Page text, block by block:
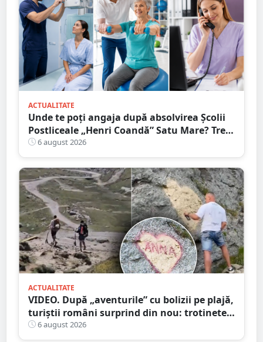
ACTUALITATE
Unde te poți angaja după absolvirea Școlii
Postliceale „Henri Coandă” Satu Mare? Trei
calificări medicale, numeroase oportunități
de carieră
6 august 2026
ACTUALITATE
VIDEO. După „aventurile” cu bolizii pe plajă,
turiștii români surprind din nou: trotinete
pe Bucegi și declarații de dragoste pe stânci
6 august 2026